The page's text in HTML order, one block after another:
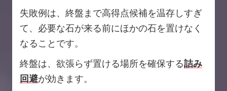
失敗例は、終盤まで高得点候補を温存しすぎ
て、必要な石が来る前にほかの石を置けなく
なることです。
終盤は、欲張らず置ける場所を確保する詰み
回避が効きます。